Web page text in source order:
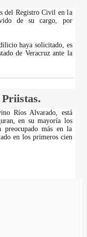
del Registro Civil en la
de su cargo, por
haya solicitado, es
de Veracruz ante la
Ríos Alvarado, está
en su mayoría los
preocupado más en la
en los primeros cien